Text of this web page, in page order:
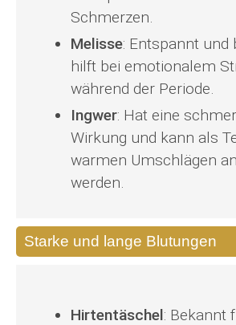
Schmerzen.
Melisse: Entspannt und
hilft bei emotionalem
während der Periode.
Ingwer: Hat eine
Wirkung und kann als
warmen Umschlägen
werden.
Starke und lange Blutungen
Hirtentäschel: Bekannt